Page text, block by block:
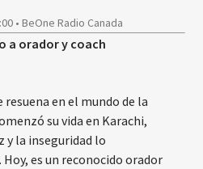
• BeOne Radio Canada
a orador y coach
resuena en el mundo de la
su vida en Karachi,
y la inseguridad lo
es un reconocido orador